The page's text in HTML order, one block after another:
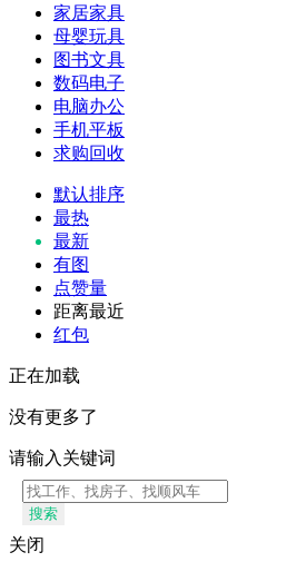
家居家具
母婴玩具
图书文具
数码电子
电脑办公
手机平板
求购回收
默认排序
最热
最新
有图
点赞量
距离最近
红包
正在加载
没有更多了
请输入关键词
搜索
关闭